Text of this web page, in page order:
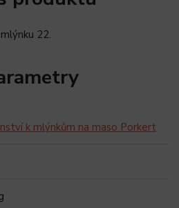
22.
k mlýnkům na maso Porkert